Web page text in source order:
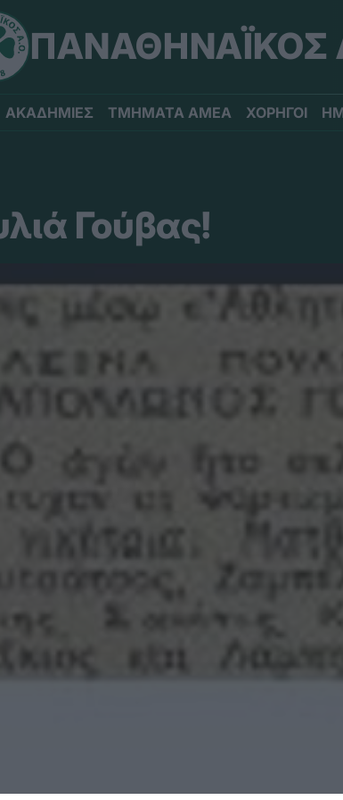
ΠΑΝΑΘΗΝΑΪΚΟΣ
ΑΚΑΔΗΜΙΕΣ ΤΜΗΜΑΤΑ ΑΜΕΑ ΧΟΡΗΓΟΙ
Γούβας!